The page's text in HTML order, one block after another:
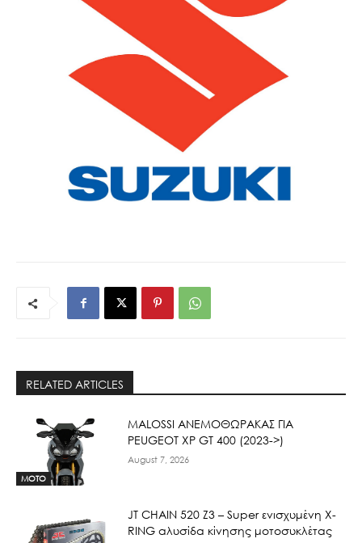
RELATED ARTICLES
MOTO
ΜΑLOSSI ΑΝΕΜΟΘΩΡΑΚΑΣ ΓΙΑ
PEUGEOT XP GT 400 (2023->)
August 7, 2026
JT CHAIN 520 Ζ3 – Super ενισχυμένη X-
RING αλυσίδα κίνησης μοτοσυκλέτας